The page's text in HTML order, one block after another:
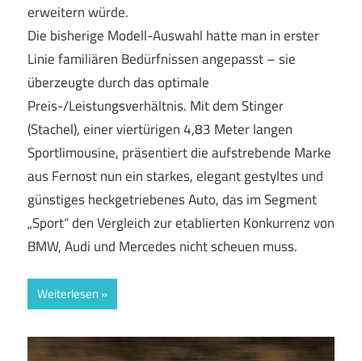
erweitern würde.
Die bisherige Modell-Auswahl hatte man in erster
Linie familiären Bedürfnissen angepasst – sie
überzeugte durch das optimale
Preis-/Leistungsverhältnis. Mit dem Stinger
(Stachel), einer viertürigen 4,83 Meter langen
Sportlimousine, präsentiert die aufstrebende Marke
aus Fernost nun ein starkes, elegant gestyltes und
günstiges heckgetriebenes Auto, das im Segment
„Sport“ den Vergleich zur etablierten Konkurrenz von
BMW, Audi und Mercedes nicht scheuen muss.
Weiterlesen